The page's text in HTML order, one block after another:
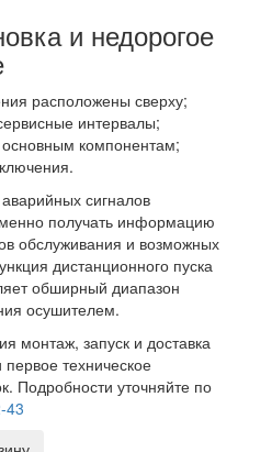
и недорогое
расположены сверху;
интервалы;
основным компонентам;
сигналов
получать информацию
обслуживания и возможных
дистанционного пуска
обширный диапазон
осушителем.
монтаж, запуск и доставка
техническое
Подробности уточняйте по
43